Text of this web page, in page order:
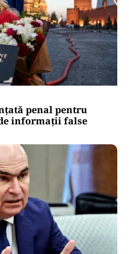
penal pentru
informații false